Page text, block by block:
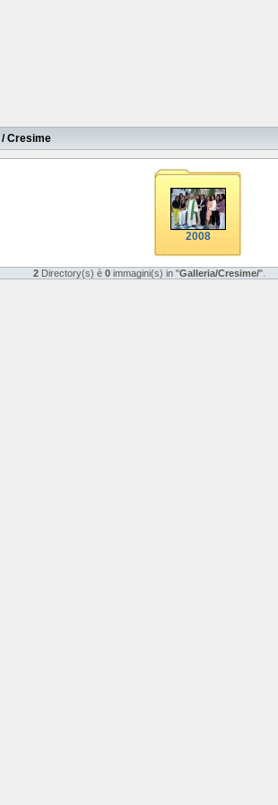
/Cresime
2008
2Directory(s) è 0immagini(s) in "Galleria/Cresime/".